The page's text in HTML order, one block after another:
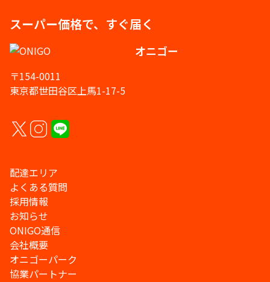
スーパー価格で、すぐ届く
オニゴー
〒154-0011
東京都世田谷区上馬1-17-5
配達エリア
よくある質問
採用情報
お知らせ
ONIGO通信
会社概要
オニゴーパーク
協業パートナー